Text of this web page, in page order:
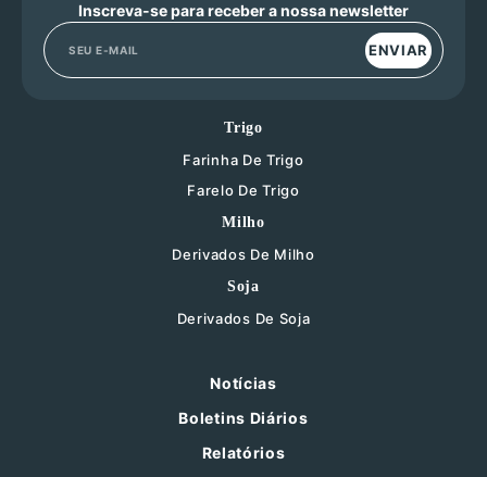
Inscreva-se para receber a nossa newsletter
ENVIAR
Trigo
Farinha De Trigo
Farelo De Trigo
Milho
Derivados De Milho
Soja
Derivados De Soja
Notícias
Boletins Diários
Relatórios